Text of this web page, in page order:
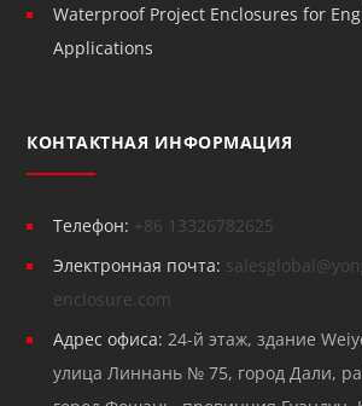
Waterproof Project Enclosures for
Applications
КОНТАКТНАЯ ИНФОРМАЦИЯ
Телефон: +86 13326782625
Электронная почта:
enclosure.com
Адрес офиса: 24-й этаж, здание
улица Линнань № 75, город Дали,